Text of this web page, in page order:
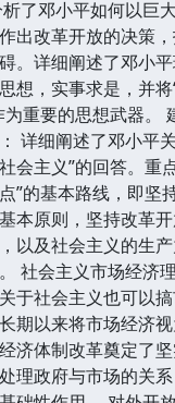
了邓小平如何以巨
出改革开放的决策
。详细阐述了邓小
，实事求是，并将
为重要的思想武器。
详细阐述了邓小平
会主义”的回答。重
”的基本路线，即坚
本原则，坚持改革
以及社会主义的生
社会主义市场经济
于社会主义也可以
期以来将市场经济
济体制改革奠定了
理政府与市场的关